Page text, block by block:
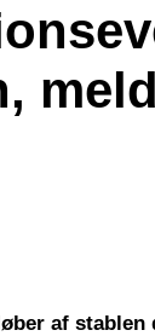
af stablen